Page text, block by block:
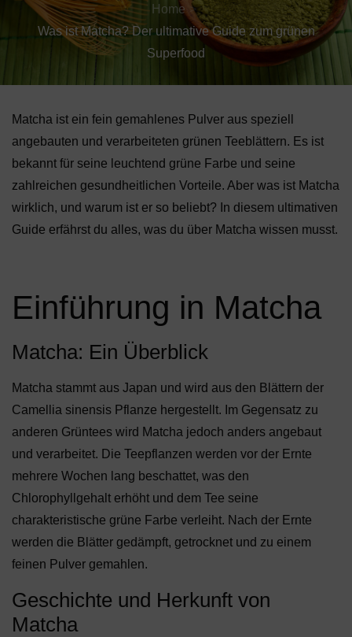
Home
Was ist Matcha? Der ultimative Guide zum grünen
Superfood
Matcha ist ein fein gemahlenes Pulver aus speziell
angebauten und verarbeiteten grünen Teeblättern. Es ist
bekannt für seine leuchtend grüne Farbe und seine
zahlreichen gesundheitlichen Vorteile. Aber was ist Matcha
wirklich, und warum ist er so beliebt? In diesem ultimativen
Guide erfährst du alles, was du über Matcha wissen musst.
Einführung in Matcha
Matcha: Ein Überblick
Matcha stammt aus Japan und wird aus den Blättern der
Camellia sinensis Pflanze hergestellt. Im Gegensatz zu
anderen Grüntees wird Matcha jedoch anders angebaut
und verarbeitet. Die Teepflanzen werden vor der Ernte
mehrere Wochen lang beschattet, was den
Chlorophyllgehalt erhöht und dem Tee seine
charakteristische grüne Farbe verleiht. Nach der Ernte
werden die Blätter gedämpft, getrocknet und zu einem
feinen Pulver gemahlen.
Geschichte und Herkunft von
Matcha